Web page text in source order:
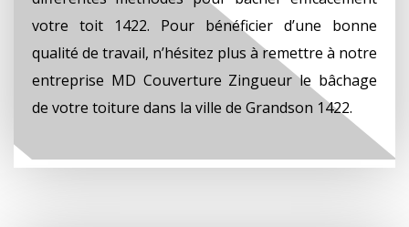
votre toit 1422. Pour bénéficier d’une bonne
qualité de travail, n’hésitez plus à remettre à notre
entreprise MD Couverture Zingueur le bâchage
de votre toiture dans la ville de Grandson 1422.